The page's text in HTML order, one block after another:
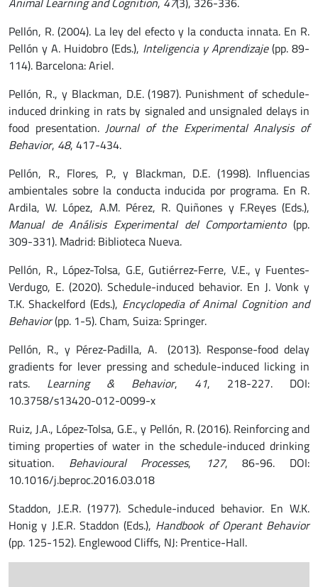
Pellón, R. (2004). La ley del efecto y la conducta innata. En R.
Pellón y A. Huidobro (Eds.), Inteligencia y Aprendizaje(pp. 89-
114). Barcelona: Ariel.
Pellón, R., y Blackman, D.E. (1987). Punishment of schedule-
induced drinking in rats by signaled and unsignaled delays in
food presentation.Journal of the Experimental Analysis of
Behavior, 48, 417-434.
Pellón, R., Flores, P., y Blackman, D.E. (1998). Influencias
ambientales sobre la conducta inducida por programa. En R.
Ardila, W. López, A.M. Pérez, R. Quiñones y F.Reyes (Eds.),
Manual de Análisis Experimental del Comportamiento(pp.
309-331). Madrid: Biblioteca Nueva.
Pellón, R., López-Tolsa, G.E, Gutiérrez-Ferre, V.E., y Fuentes-
Verdugo, E. (2020). Schedule-induced behavior. En J. Vonk y
T.K. Shackelford (Eds.), Encyclopedia of Animal Cognition and
Behavior(pp. 1-5). Cham, Suiza: Springer.
Pellón, R., y Pérez-Padilla, A. (2013). Response-food delay
gradients for lever pressing and schedule-induced licking in
rats. Learning & Behavior, 41, 218-227. DOI:
10.3758/s13420-012-0099-x
Ruiz, J.A., López-Tolsa, G.E., y Pellón, R. (2016). Reinforcing and
timing properties of water in the schedule-induced drinking
situation. Behavioural Processes, 127, 86-96. DOI:
10.1016/j.beproc.2016.03.018
Staddon, J.E.R. (1977). Schedule-induced behavior. En W.K.
Honig y J.E.R. Staddon (Eds.), Handbook of Operant Behavior
(pp. 125-152). Englewood Cliffs, NJ: Prentice-Hall.